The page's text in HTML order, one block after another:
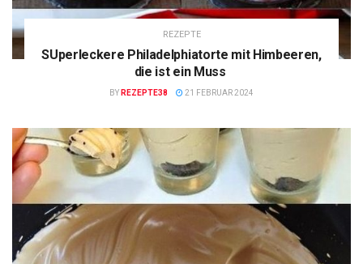
REZEPTE
SUperleckere Philadelphiatorte mit Himbeeren,
die ist ein Muss
BY REZEPTE38 21 FEBRUAR 2024